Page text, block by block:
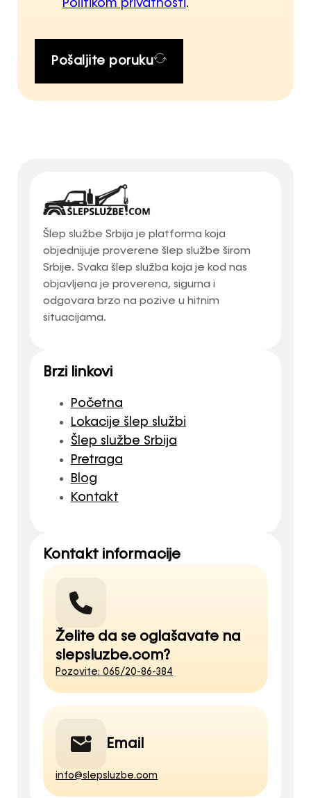
Politikom privatnosti .
Pošaljite poruku
Šlep službe Srbija je platforma koja
objednijuje proverene šlep službe širom
Srbije. Svaka šlep služba koja je kod nas
objavljena je proverena, sigurna i
odgovara brzo na pozive u hitnim
situacijama.
Brzi linkovi
Početna
Lokacije šlep službi
Šlep službe Srbija
Pretraga
Blog
Kontakt
Kontakt informacije
Želite da se oglašavate na
slepsluzbe.com?
Pozovite: 065/20-86-384
Email
info@slepsluzbe.com